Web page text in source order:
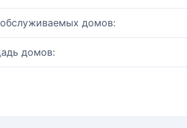
домов:
домов: